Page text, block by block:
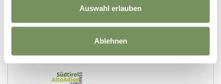
Auswahl erlauben
Ablehnen